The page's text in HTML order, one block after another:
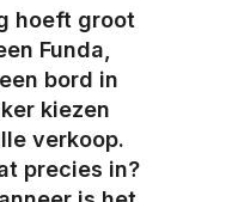
hoeft groot
Funda,
bord in
kiezen
verkoop.
precies in?